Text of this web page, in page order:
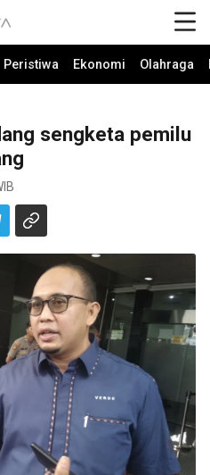
Peristiwa Ekonomi Olahraga
sengketa pemilu